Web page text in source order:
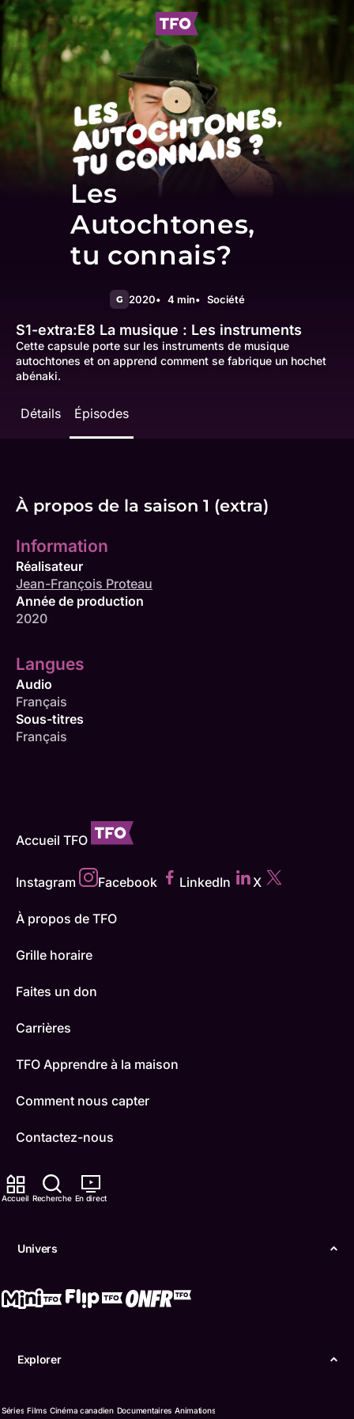
Accueil Recherche En direct
Univers
Explorer
Séries Films Cinéma canadien Documentaires Animations
Les
Autochtones,
tu connais?
G 2020 4 min Société
S1-extra:E8 La musique : Les instruments
Cette capsule porte sur les instruments de musique
autochtones et on apprend comment se fabrique un hochet
abénaki.
Détails Épisodes
À propos de la saison 1 (extra)
Information
Réalisateur
Jean-François Proteau
Année de production
2020
Langues
Audio
Français
Sous-titres
Français
Accueil TFO
Instagram Facebook LinkedIn X
À propos de TFO
Grille horaire
Faites un don
Carrières
TFO Apprendre à la maison
Comment nous capter
Contactez-nous
ONFR
Boukili
Confidentialité
langue française de l’Ontario (TFO) - 2026